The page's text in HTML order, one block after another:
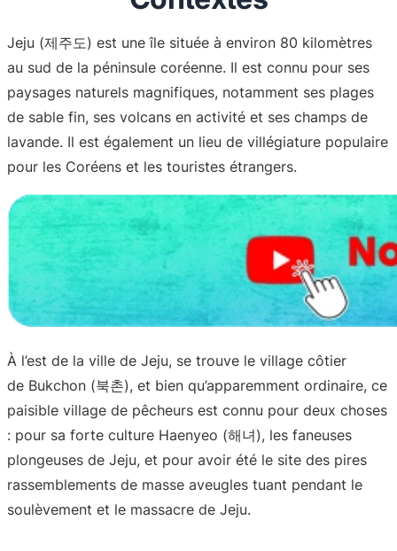
Jeju (제주도) est une île située à environ 80 kilomètres
au sud de la péninsule coréenne. Il est connu pour ses
paysages naturels magnifiques, notamment ses plages
de sable fin, ses volcans en activité et ses champs de
lavande. Il est également un lieu de villégiature populaire
pour les Coréens et les touristes étrangers.
À l’est de la ville de Jeju, se trouve le village côtier
de Bukchon (북촌), et bien qu’apparemment ordinaire, ce
paisible village de pêcheurs est connu pour deux choses
: pour sa forte culture Haenyeo (해녀), les faneuses
plongeuses de Jeju, et pour avoir été le site des pires
rassemblements de masse aveugles tuant pendant le
soulèvement et le massacre de Jeju.